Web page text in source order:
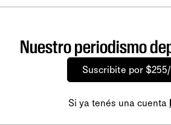
Nuestro periodismo
Suscribite por
Si ya tenés una cuenta